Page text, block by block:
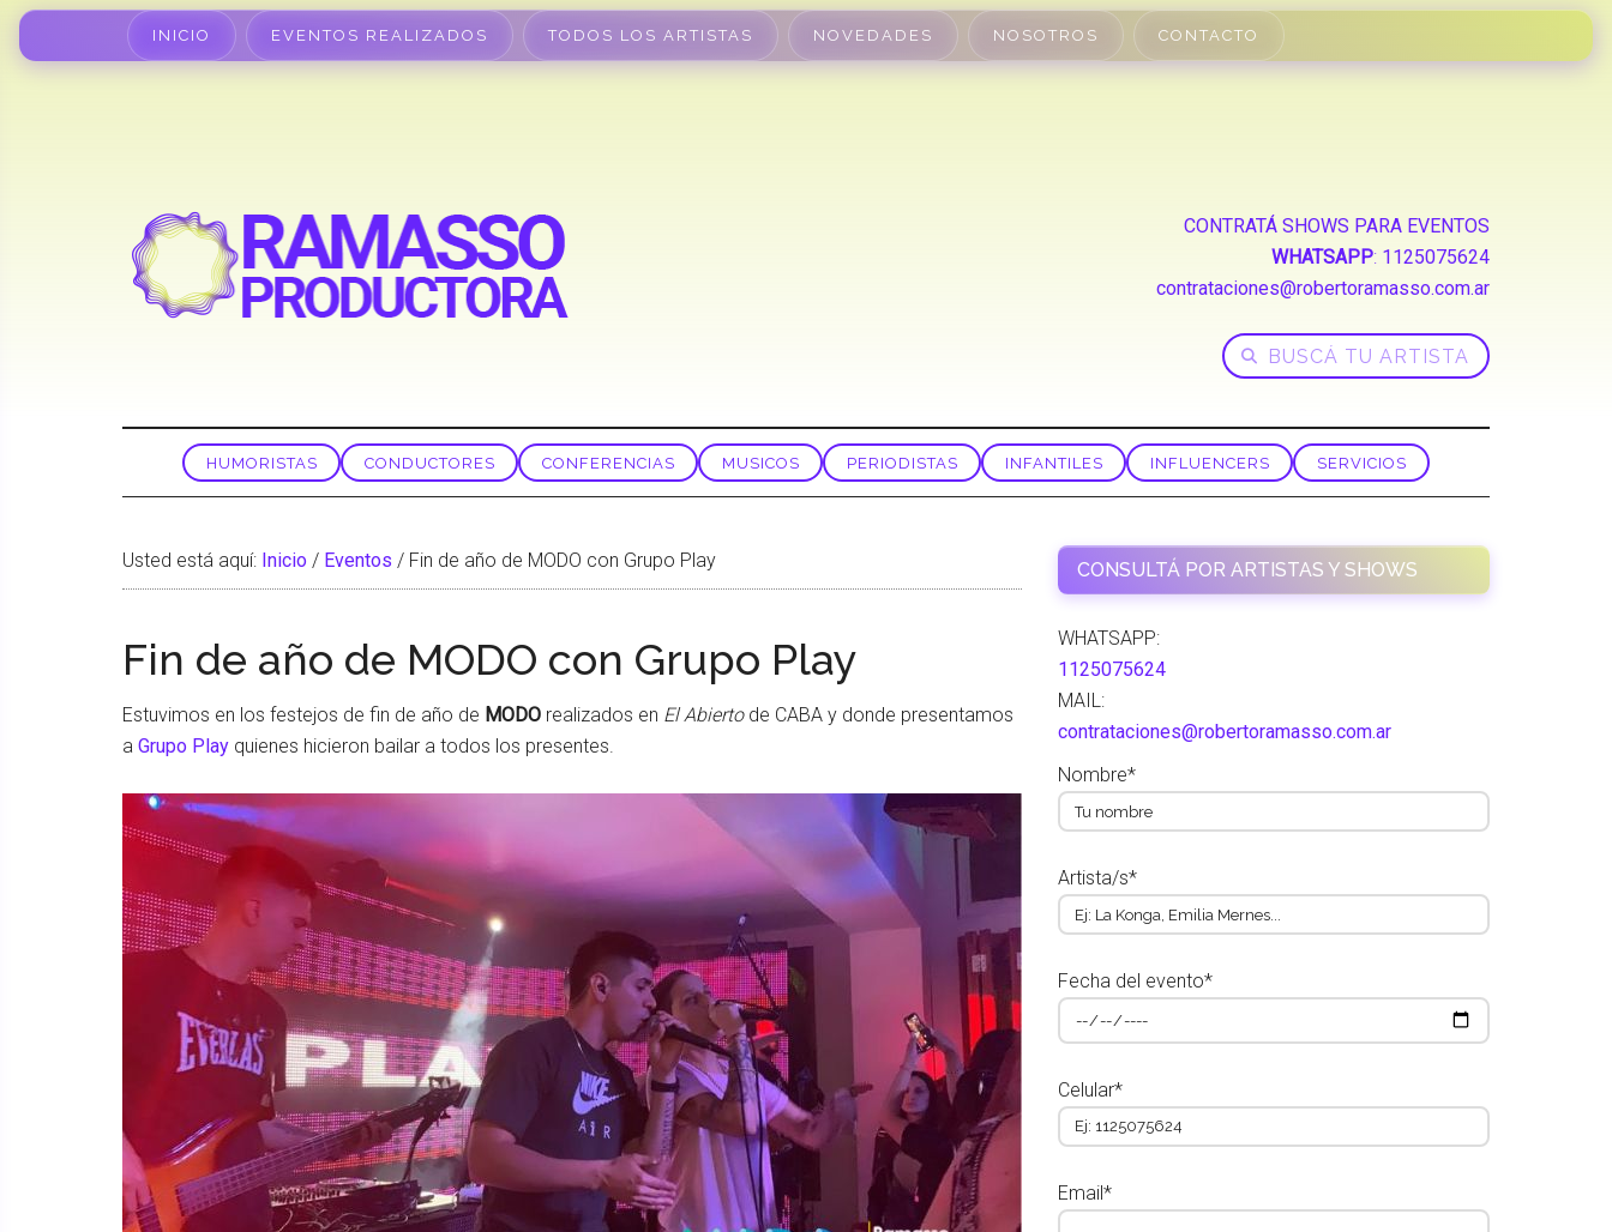
INICIO EVENTOS REALIZADOS TODOS LOS ARTISTAS NOVEDADES NOSOTROS CONTACTO
CONTRATÁ SHOWS PARA EVENTOS
WHATSAPP: 1125075624
contrataciones@robertoramasso.com.ar
HUMORISTAS CONDUCTORES CONFERENCIAS MUSICOS PERIODISTAS INFANTILES INFLUENCERS SERVICIOS
Usted está aquí: Inicio / Eventos / Fin de año de MODO con Grupo Play
Fin de año de MODO con Grupo Play
Estuvimos en los festejos de fin de año de MODO realizados en El Abierto de CABA y donde presentamos
a Grupo Play quienes hicieron bailar a todos los presentes.
CONSULTÁ POR ARTISTAS Y SHOWS
WHATSAPP:
1125075624
MAIL:
contrataciones@robertoramasso.com.ar
Nombre*
Artista/s*
Fecha del evento*
Celular*
Email*